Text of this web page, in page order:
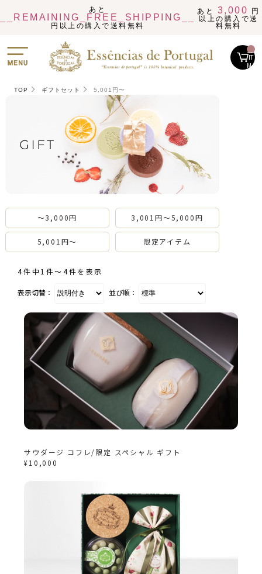
あと
__REMAINING_FREE_SHIPPING__
円以上の購入で送料無料
あと 3,000
円
以上の購入で送
料無料
__
IT
M_
TOP ギフトセット 5,001円〜
〜3,000円 3,001円〜5,000円
5,001円〜 限定アイテム
表示切替： 並び順：
4件中1件〜4件を表示
サウダージ コフレ/限定 スペシャル ギフト
¥10,000